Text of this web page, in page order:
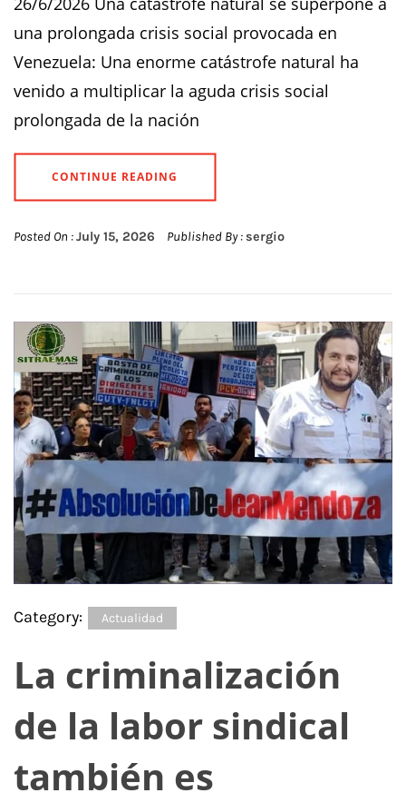
una prolongada crisis social provocada en
Venezuela: Una enorme catástrofe natural ha
venido a multiplicar la aguda crisis social
prolongada de la nación
CONTINUE READING
Posted On :July 15, 2026 Published By :sergio
Category: Actualidad
La criminalización
de la labor sindical
también es